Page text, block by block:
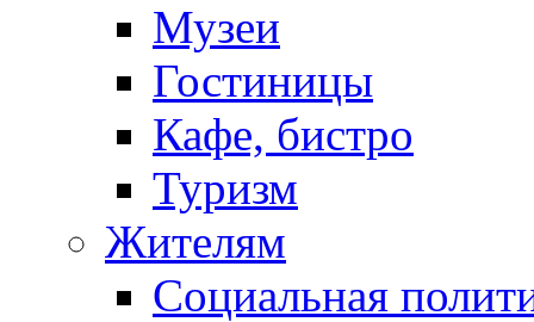
Музеи
Гостиницы
Кафе, бистро
Туризм
Жителям
Социальная